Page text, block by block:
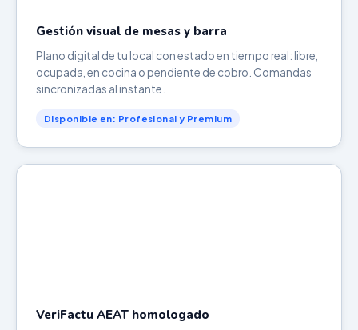
Gestión visual de mesas y barra
Plano digital de tu local con estado en tiempo real: libre,
ocupada, en cocina o pendiente de cobro. Comandas
sincronizadas al instante.
Disponible en: Profesional y Premium
VeriFactu AEAT homologado